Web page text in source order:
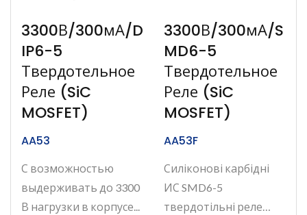
3300В/300мА/D
IP6-5
Твердотельное
Реле (SiC
MOSFET)
AA53
С возможностью
выдерживать до 3300
В нагрузки в корпусе...
3300В/300мА/S
MD6-5
Твердотельное
Реле (SiC
MOSFET)
AA53F
Силіконові карбідні
ИС SMD6-5
твердотільні реле